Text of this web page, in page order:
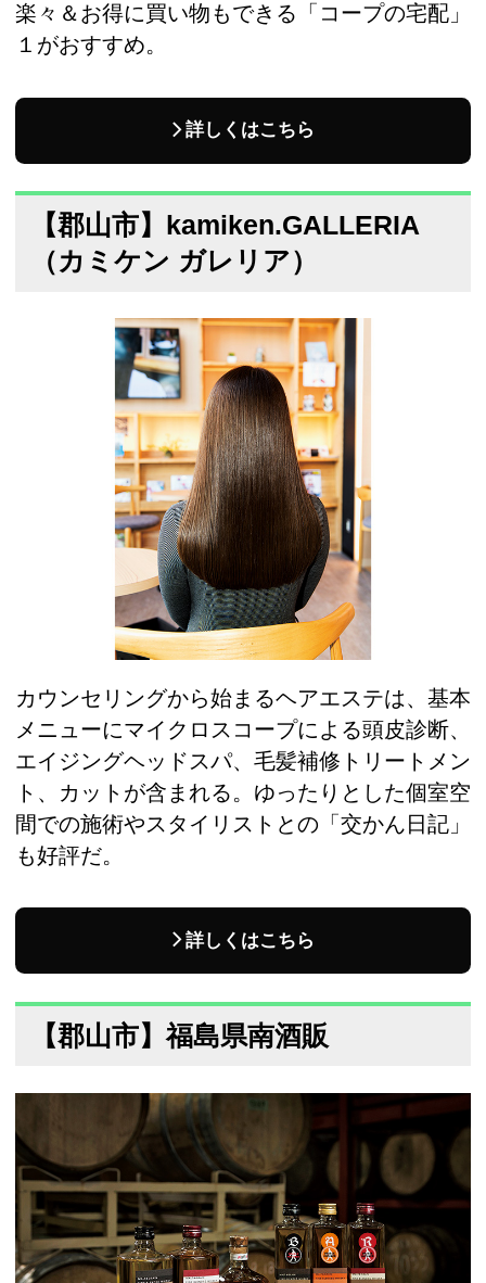
楽々＆お得に買い物もできる「コープの宅配」
１がおすすめ。
詳しくはこちら
【郡山市】kamiken.GALLERIA
（カミケン ガレリア）
カウンセリングから始まるヘアエステは、基本
メニューにマイクロスコープによる頭皮診断、
エイジングヘッドスパ、毛髪補修トリートメン
ト、カットが含まれる。ゆったりとした個室空
間での施術やスタイリストとの「交かん日記」
も好評だ。
詳しくはこちら
【郡山市】福島県南酒販